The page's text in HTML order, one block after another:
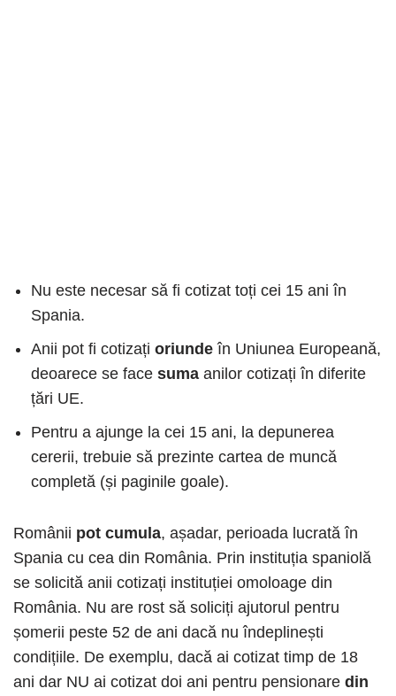
Nu este necesar să fi cotizat toți cei 15 ani în
Spania.
Anii pot fi cotizați oriunde în Uniunea Europeană,
deoarece se face suma anilor cotizați în diferite
țări UE.
Pentru a ajunge la cei 15 ani, la depunerea
cererii, trebuie să prezinte cartea de muncă
completă (și paginile goale).
Românii pot cumula, așadar, perioada lucrată în
Spania cu cea din România. Prin instituția spaniolă
se solicită anii cotizați instituției omoloage din
România. Nu are rost să soliciți ajutorul pentru
șomerii peste 52 de ani dacă nu îndeplinești
condițiile. De exemplu, dacă ai cotizat timp de 18
ani dar NU ai cotizat doi ani pentru pensionare din